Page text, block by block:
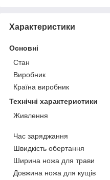
Характеристики
Основні
Стан
Виробник
Країна виробник
Технічні характеристики
Живлення
Час заряджання
Швидкість обертання
Ширина ножа для трави
Довжина ножа для кущів